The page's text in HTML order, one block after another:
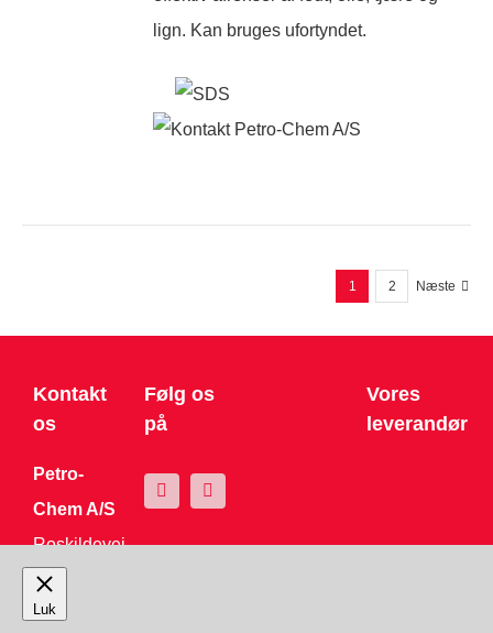
lign. Kan bruges ufortyndet.
1 2 Næste
Kontakt
os
Petro-
Chem A/S
Roskildevej
16 4030
Tune
Følg os
på
Vores
leverandør
Luk